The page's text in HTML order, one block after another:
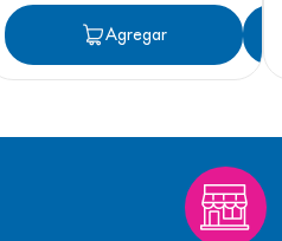
AgregarAgregar